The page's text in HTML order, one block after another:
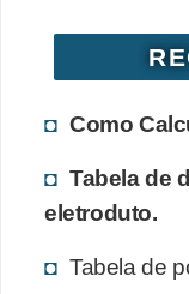
Como
Tabela de
eletroduto.
Tabela de
e
m
d
e